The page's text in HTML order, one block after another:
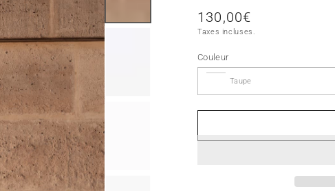
Prix
normal
130,00€
Taxes incluses.
Couleur